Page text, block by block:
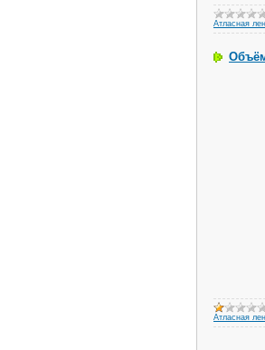
Атласная
Атласная